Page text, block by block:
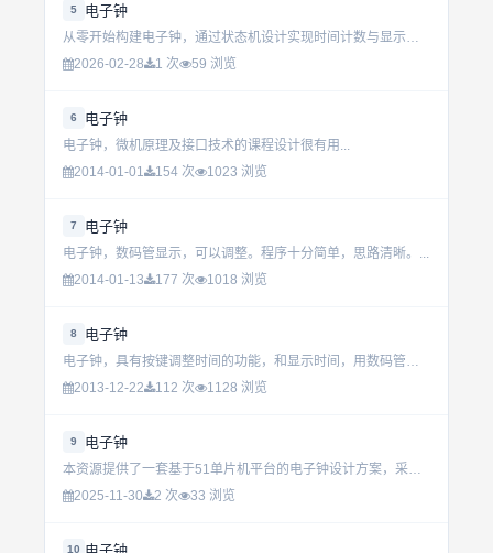
5 电子钟
从零开始构建电子钟，通过状态机设计实现时间计数与显示功能，掌握硬件逻辑与时序控制的核心技巧。适合嵌入式开发入门与进阶学习。...
2026-02-28
1 次 59 浏览
6 电子钟
电子钟，微机原理及接口技术的课程设计很有用...
2014-01-01
154 次 1023 浏览
7 电子钟
电子钟，数码管显示，可以调整。程序十分简单，思路清晰。...
2014-01-13
177 次 1018 浏览
8 电子钟
电子钟，具有按键调整时间的功能，和显示时间，用数码管显示...
2013-12-22
112 次 1128 浏览
9 电子钟
本资源提供了一套基于51单片机平台的电子钟设计方案，采用C语言编写，适用于初学者及有一定基础的开发者学习与项目实践。通过此源代码，您可以深入了解单片机定时器的应用、中断处理机制以及如何利用LCD或LE...
2025-11-30
2 次 33 浏览
10 电子钟